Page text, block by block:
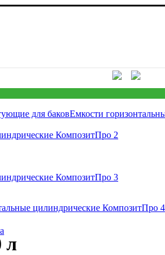
Скидки до 40 процентов! Звоните
для баковЕмкости
л